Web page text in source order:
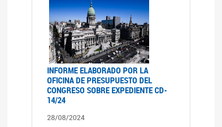
INFORME ELABORADO POR LA
OFICINA DE PRESUPUESTO DEL
CONGRESO SOBRE EXPEDIENTE CD-
14/24
28/08/2024